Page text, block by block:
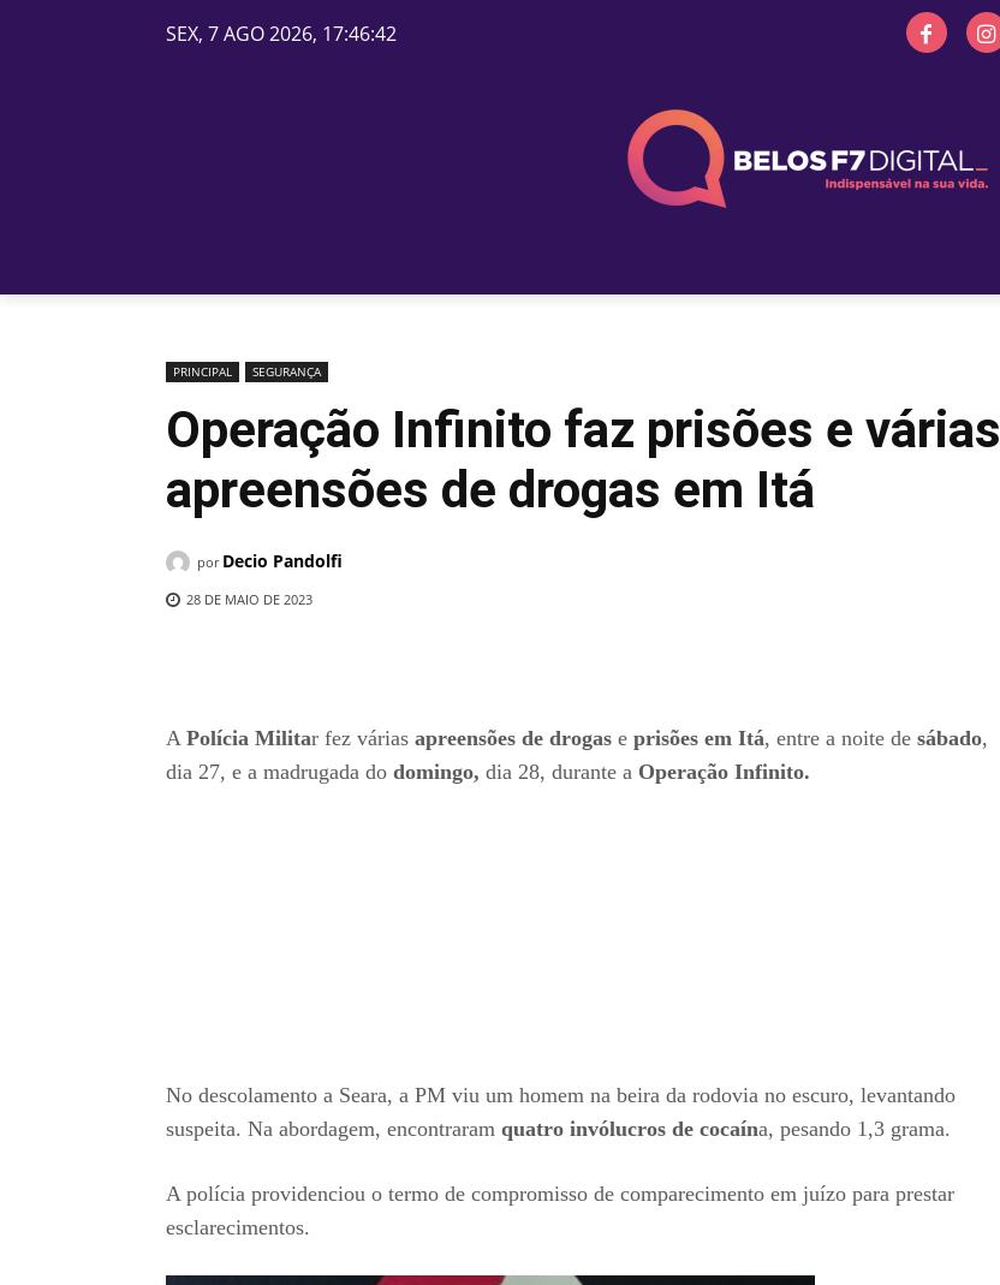
SEX, 7 AGO 2026, 17:46:42
PRINCIPAL SEGURANÇA
Operação Infinito faz prisões e várias
apreensões de drogas em Itá
por Decio Pandolfi
28 DE MAIO DE 2023
A Polícia Militar fez várias apreensões de drogas e prisões em Itá, entre a noite de sábado,
dia 27, e a madrugada do domingo, dia 28, durante a Operação Infinito.
No descolamento a Seara, a PM viu um homem na beira da rodovia no escuro, levantando
suspeita. Na abordagem, encontraram quatro invólucros de cocaína, pesando 1,3 grama.
A polícia providenciou o termo de compromisso de comparecimento em juízo para prestar
esclarecimentos.